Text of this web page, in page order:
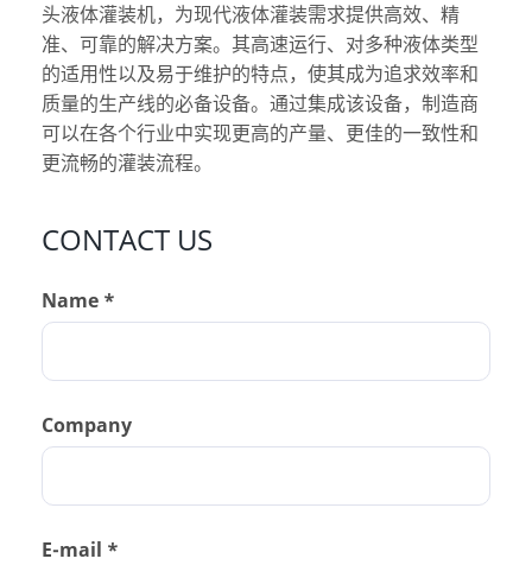
头液体灌装机，为现代液体灌装需求提供高效、精
准、可靠的解决方案。其高速运行、对多种液体类型
的适用性以及易于维护的特点，使其成为追求效率和
质量的生产线的必备设备。通过集成该设备，制造商
可以在各个行业中实现更高的产量、更佳的一致性和
更流畅的灌装流程。
CONTACT US
Name *
Company
E-mail *